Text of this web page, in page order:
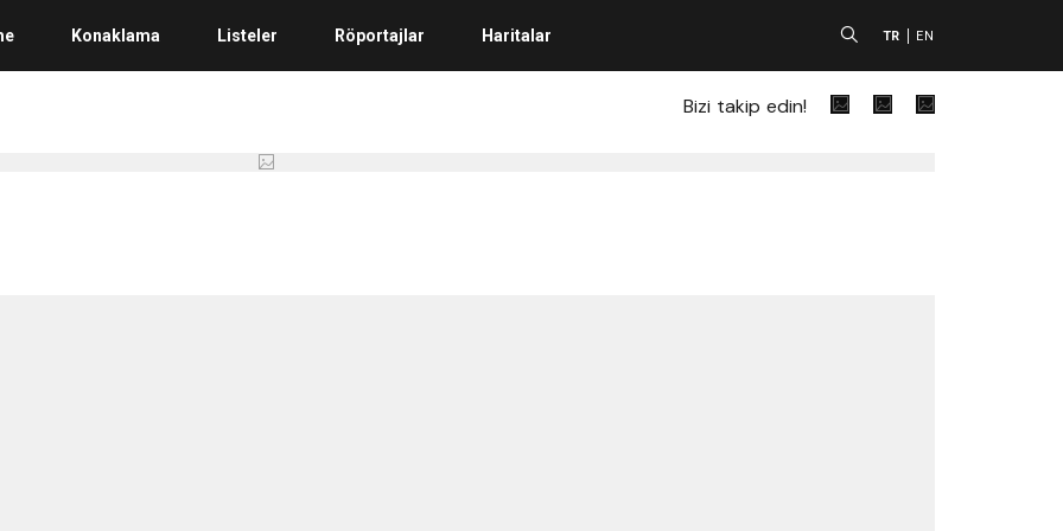
Konaklama Listeler Röportajlar Haritalar A TR EN
Bizi takip edin!